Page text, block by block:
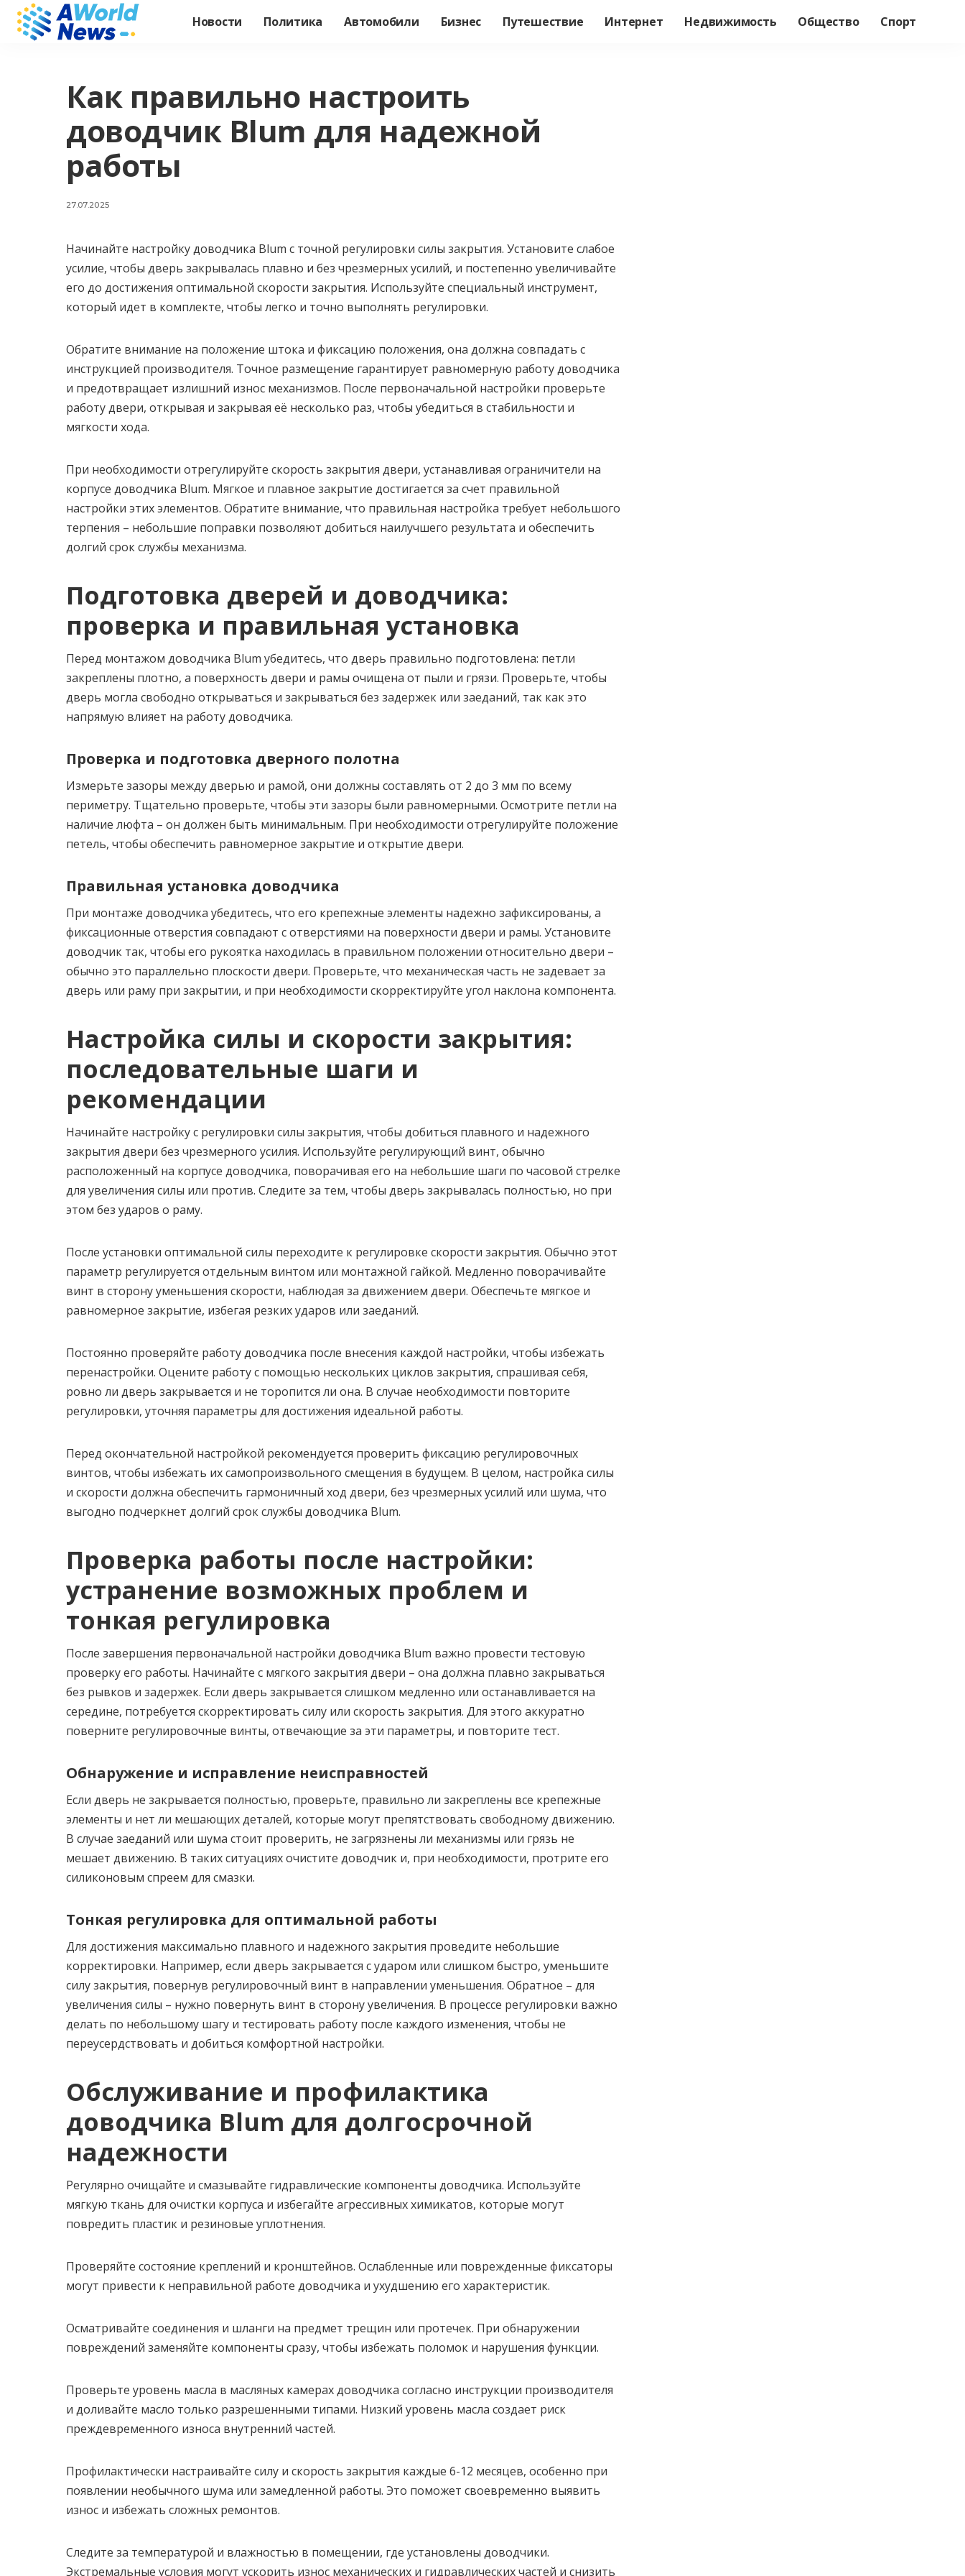
Новости Политика Автомобили Бизнес Путешествие Интернет Недвижимость Общество Спорт
Как правильно настроить
доводчик Blum для надежной
работы
27.07.2025
Начинайте настройку доводчика Blum с точной регулировки силы закрытия. Установите слабое
усилие, чтобы дверь закрывалась плавно и без чрезмерных усилий, и постепенно увеличивайте
его до достижения оптимальной скорости закрытия. Используйте специальный инструмент,
который идет в комплекте, чтобы легко и точно выполнять регулировки.
Обратите внимание на положение штока и фиксацию положения, она должна совпадать с
инструкцией производителя. Точное размещение гарантирует равномерную работу доводчика
и предотвращает излишний износ механизмов. После первоначальной настройки проверьте
работу двери, открывая и закрывая её несколько раз, чтобы убедиться в стабильности и
мягкости хода.
При необходимости отрегулируйте скорость закрытия двери, устанавливая ограничители на
корпусе доводчика Blum. Мягкое и плавное закрытие достигается за счет правильной
настройки этих элементов. Обратите внимание, что правильная настройка требует небольшого
терпения – небольшие поправки позволяют добиться наилучшего результата и обеспечить
долгий срок службы механизма.
Подготовка дверей и доводчика:
проверка и правильная установка
Перед монтажом доводчика Blum убедитесь, что дверь правильно подготовлена: петли
закреплены плотно, а поверхность двери и рамы очищена от пыли и грязи. Проверьте, чтобы
дверь могла свободно открываться и закрываться без задержек или заеданий, так как это
напрямую влияет на работу доводчика.
Проверка и подготовка дверного полотна
Измерьте зазоры между дверью и рамой, они должны составлять от 2 до 3 мм по всему
периметру. Тщательно проверьте, чтобы эти зазоры были равномерными. Осмотрите петли на
наличие люфта – он должен быть минимальным. При необходимости отрегулируйте положение
петель, чтобы обеспечить равномерное закрытие и открытие двери.
Правильная установка доводчика
При монтаже доводчика убедитесь, что его крепежные элементы надежно зафиксированы, а
фиксационные отверстия совпадают с отверстиями на поверхности двери и рамы. Установите
доводчик так, чтобы его рукоятка находилась в правильном положении относительно двери –
обычно это параллельно плоскости двери. Проверьте, что механическая часть не задевает за
дверь или раму при закрытии, и при необходимости скорректируйте угол наклона компонента.
Настройка силы и скорости закрытия:
последовательные шаги и
рекомендации
Начинайте настройку с регулировки силы закрытия, чтобы добиться плавного и надежного
закрытия двери без чрезмерного усилия. Используйте регулирующий винт, обычно
расположенный на корпусе доводчика, поворачивая его на небольшие шаги по часовой стрелке
для увеличения силы или против. Следите за тем, чтобы дверь закрывалась полностью, но при
этом без ударов о раму.
После установки оптимальной силы переходите к регулировке скорости закрытия. Обычно этот
параметр регулируется отдельным винтом или монтажной гайкой. Медленно поворачивайте
винт в сторону уменьшения скорости, наблюдая за движением двери. Обеспечьте мягкое и
равномерное закрытие, избегая резких ударов или заеданий.
Постоянно проверяйте работу доводчика после внесения каждой настройки, чтобы избежать
перенастройки. Оцените работу с помощью нескольких циклов закрытия, спрашивая себя,
ровно ли дверь закрывается и не торопится ли она. В случае необходимости повторите
регулировки, уточняя параметры для достижения идеальной работы.
Перед окончательной настройкой рекомендуется проверить фиксацию регулировочных
винтов, чтобы избежать их самопроизвольного смещения в будущем. В целом, настройка силы
и скорости должна обеспечить гармоничный ход двери, без чрезмерных усилий или шума, что
выгодно подчеркнет долгий срок службы доводчика Blum.
Проверка работы после настройки:
устранение возможных проблем и
тонкая регулировка
После завершения первоначальной настройки доводчика Blum важно провести тестовую
проверку его работы. Начинайте с мягкого закрытия двери – она должна плавно закрываться
без рывков и задержек. Если дверь закрывается слишком медленно или останавливается на
середине, потребуется скорректировать силу или скорость закрытия. Для этого аккуратно
поверните регулировочные винты, отвечающие за эти параметры, и повторите тест.
Обнаружение и исправление неисправностей
Если дверь не закрывается полностью, проверьте, правильно ли закреплены все крепежные
элементы и нет ли мешающих деталей, которые могут препятствовать свободному движению.
В случае заеданий или шума стоит проверить, не загрязнены ли механизмы или грязь не
мешает движению. В таких ситуациях очистите доводчик и, при необходимости, протрите его
силиконовым спреем для смазки.
Тонкая регулировка для оптимальной работы
Для достижения максимально плавного и надежного закрытия проведите небольшие
корректировки. Например, если дверь закрывается с ударом или слишком быстро, уменьшите
силу закрытия, повернув регулировочный винт в направлении уменьшения. Обратное – для
увеличения силы – нужно повернуть винт в сторону увеличения. В процессе регулировки важно
делать по небольшому шагу и тестировать работу после каждого изменения, чтобы не
переусердствовать и добиться комфортной настройки.
Обслуживание и профилактика
доводчика Blum для долгосрочной
надежности
Регулярно очищайте и смазывайте гидравлические компоненты доводчика. Используйте
мягкую ткань для очистки корпуса и избегайте агрессивных химикатов, которые могут
повредить пластик и резиновые уплотнения.
Проверяйте состояние креплений и кронштейнов. Ослабленные или поврежденные фиксаторы
могут привести к неправильной работе доводчика и ухудшению его характеристик.
Осматривайте соединения и шланги на предмет трещин или протечек. При обнаружении
повреждений заменяйте компоненты сразу, чтобы избежать поломок и нарушения функции.
Проверьте уровень масла в масляных камерах доводчика согласно инструкции производителя
и доливайте масло только разрешенными типами. Низкий уровень масла создает риск
преждевременного износа внутренний частей.
Профилактически настраивайте силу и скорость закрытия каждые 6-12 месяцев, особенно при
появлении необычного шума или замедленной работы. Это поможет своевременно выявить
износ и избежать сложных ремонтов.
Следите за температурой и влажностью в помещении, где установлены доводчики.
Экстремальные условия могут ускорить износ механических и гидравлических частей и снизить